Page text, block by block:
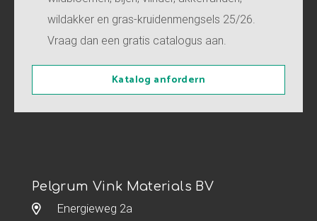
wildakker en gras-kruidenmengsels 25/26.
Vraag dan een gratis catalogus aan.
Katalog anfordern
Pelgrum Vink Materials BV
Energieweg 2a